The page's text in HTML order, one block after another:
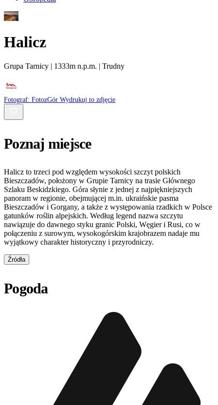
Halicz
Grupa Tarnicy | 1333m n.p.m. | Trudny
Fotograf: FotozGór Wydrukuj to zdjęcie
Poznaj miejsce
Halicz to trzeci pod względem wysokości szczyt polskich
Bieszczadów, położony w Grupie Tarnicy na trasie Głównego
Szlaku Beskidzkiego. Góra słynie z jednej z najpiękniejszych
panoram w regionie, obejmującej m.in. ukraińskie pasma
Bieszczadów i Gorgany, a także z występowania rzadkich w Polsce
gatunków roślin alpejskich. Według legend nazwa szczytu
nawiązuje do dawnego styku granic Polski, Węgier i Rusi, co w
połączeniu z surowym, wysokogórskim krajobrazem nadaje mu
wyjątkowy charakter historyczny i przyrodniczy.
Źródła
Pogoda